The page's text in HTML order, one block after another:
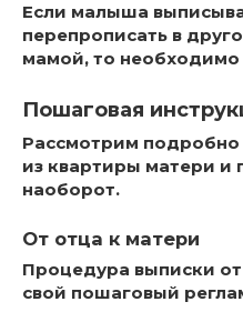
Если малыша
перепрописать в
мамой, то необходимо
Пошаговая
Рассмотрим подробно
из квартиры матери и
наоборот.
От отца к матери
Процедура выписки
свой пошаговый